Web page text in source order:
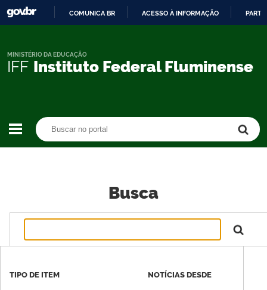
CONTEÚDO
COMUNICA BR ACESSO À INFORMAÇÃO
IFF Instituto Federal Fluminense
MINISTÉRIO DA EDUCAÇÃO
Busca
TIPO DE ITEM NOTÍCIAS DESDE